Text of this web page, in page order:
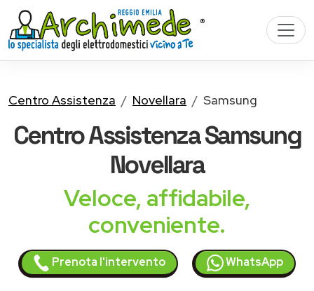
Centro Assistenza Novellara Samsung
Centro AssistenzaSamsung
Novellara
Veloce, affidabile,
conveniente.
Prenota l'intervento WhatsApp